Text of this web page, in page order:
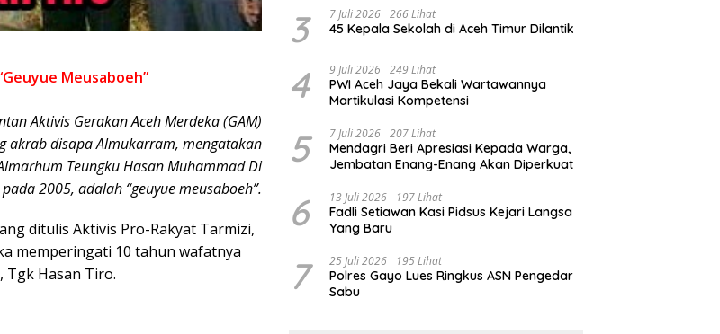
Meusaboeh”
Aktivis Gerakan Aceh Merdeka (GAM)
akrab disapa Almukarram, mengatakan
Teungku Hasan Muhammad Di
2005, adalah “geuyue meusaboeh”.
ditulis Aktivis Pro-Rakyat Tarmizi,
memperingati 10 tahun wafatnya
Tgk Hasan Tiro.
3 7 Juli 2026 266 Lihat
45 Kepala Sekolah di Aceh Timur Dilantik
4 9 Juli 2026 249 Lihat
PWI Aceh Jaya Bekali Wartawannya
Martikulasi Kompetensi
5 7 Juli 2026 207 Lihat
Mendagri Beri Apresiasi Kepada Warga,
Jembatan Enang-Enang Akan Diperkuat
6 13 Juli 2026 197 Lihat
Fadli Setiawan Kasi Pidsus Kejari Langsa
Yang Baru
7 25 Juli 2026 195 Lihat
Polres Gayo Lues Ringkus ASN Pengedar
Sabu